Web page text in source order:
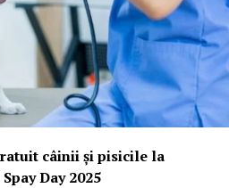
câinii și pisicile la
Day 2025